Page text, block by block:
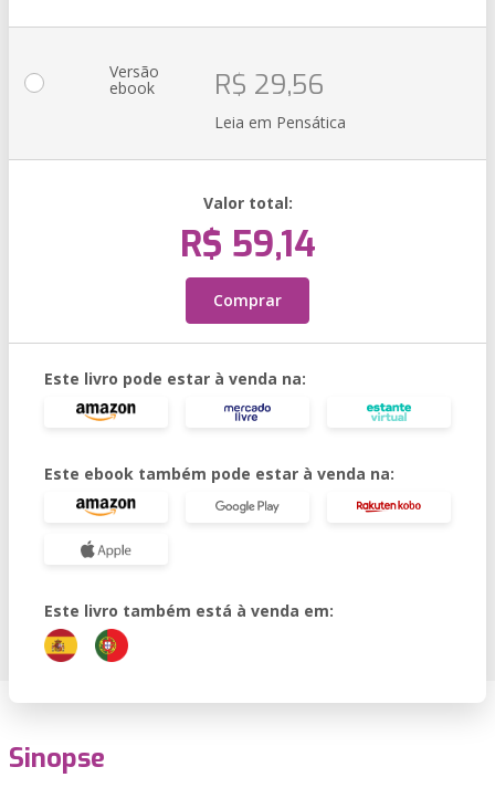
Versão
ebook R$ 29,56
Leia em Pensática
Valor total:
R$ 59,14
Comprar
Este livro pode estar à venda na:
Este ebook também pode estar à venda na:
Este livro também está à venda em:
Sinopse